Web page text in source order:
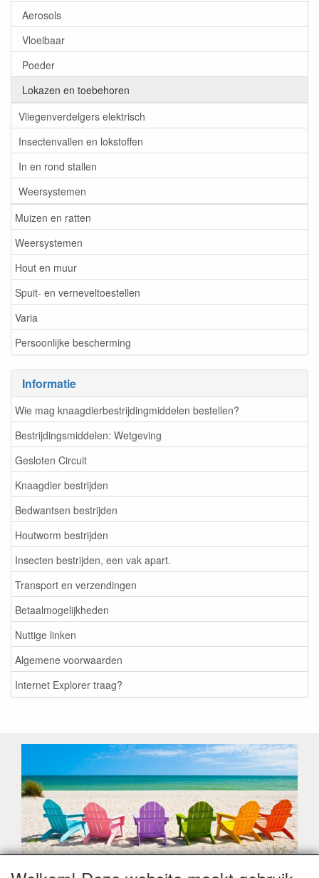
Aerosols
Vloeibaar
Poeder
Lokazen en toebehoren
Vliegenverdelgers elektrisch
Insectenvallen en lokstoffen
In en rond stallen
Weersystemen
Muizen en ratten
Weersystemen
Hout en muur
Spuit- en verneveltoestellen
Varia
Persoonlijke bescherming
Informatie
Wie mag knaagdierbestrijdingmiddelen bestellen?
Bestrijdingsmiddelen: Wetgeving
Gesloten Circuit
Knaagdier bestrijden
Bedwantsen bestrijden
Houtworm bestrijden
Insecten bestrijden, een vak apart.
Transport en verzendingen
Betaalmogelijkheden
Nuttige linken
Algemene voorwaarden
Internet Explorer traag?